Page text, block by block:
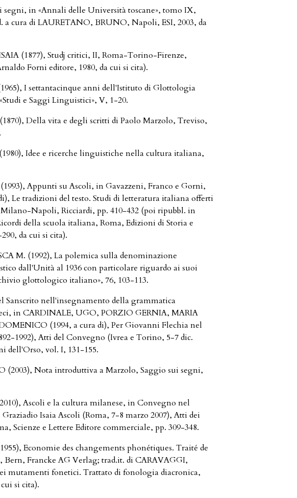
in «Annali delle Università toscane», tomo IX,
a cura di LAURETANO, BRUNO, Napoli, ESI, 2003, da
(1877), Studj critici, II, Roma-Torino-Firenze,
Forni editore, 1980, da cui si cita).
I settantacinque anni dell'Istituto di Glottologia
e Saggi Linguistici», V, 1-20.
Della vita e degli scritti di Paolo Marzolo, Treviso,
Idee e ricerche linguistiche nella cultura italiana,
Appunti su Ascoli, in Gavazzeni, Franco e Gorni,
Le tradizioni del testo. Studi di letteratura italiana offerti
Napoli, Ricciardi, pp. 410-432 (poi ripubbl. in
della scuola italiana, Roma, Edizioni di Storia e
da cui si cita).
M. (1992), La polemica sulla denominazione
dall'Unità al 1936 con particolare riguardo ai suoi
glottologico italiano», 76, 103-113.
nell'insegnamento della grammatica
in CARDINALE, UGO, PORZIO GERNIA, MARIA
(1994, a cura di), Per Giovanni Flechia nel
1992), Atti del Convegno (Ivrea e Torino, 5-7 dic.
dell'Orso, vol. I, 131-155.
(2003), Nota introduttiva a Marzolo, Saggio sui segni,
Ascoli e la cultura milanese, in Convegno nel
Isaia Ascoli (Roma, 7-8 marzo 2007), Atti dei
Scienze e Lettere Editore commerciale, pp. 309-348.
Economie des changements phonétiques. Traité de
Francke AG Verlag; trad.it. di CARAVAGGI,
mutamenti fonetici. Trattato di fonologia diacronica,
si cita).